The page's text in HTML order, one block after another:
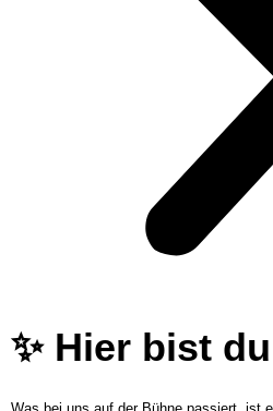
✨ Hier bist